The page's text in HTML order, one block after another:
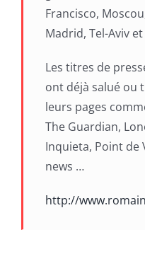
Francisco,
Madrid, Tel-Aviv
Les titres de
ont déjà salué ou
leurs pages
The Guardian,
Inquieta, Point de
news …
http://